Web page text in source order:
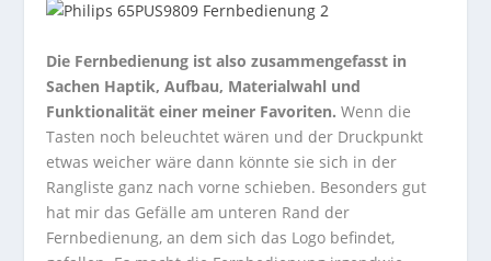
Die Fernbedienung ist also zusammengefasst in
Sachen Haptik, Aufbau, Materialwahl und
Funktionalität einer meiner Favoriten. Wenn die
Tasten noch beleuchtet wären und der Druckpunkt
etwas weicher wäre dann könnte sie sich in der
Rangliste ganz nach vorne schieben. Besonders gut
hat mir das Gefälle am unteren Rand der
Fernbedienung, an dem sich das Logo befindet,